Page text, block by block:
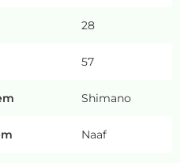
28
57
Shimano
Naaf